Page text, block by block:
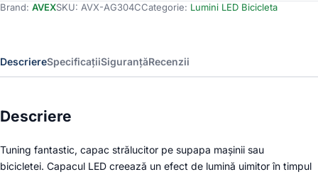
Valva
cu
senzor
lumina
si
Brand: AVEXSKU: AVX-AG304CCategorie: Lumini LED Bicicleta
DescriereSpecificațiiSiguranțăRecenzii
Descriere
Tuning fantastic, capac strălucitor pe supapa mașinii sau
bicicletei. Capacul LED creează un efect de lumină uimitor în timpul